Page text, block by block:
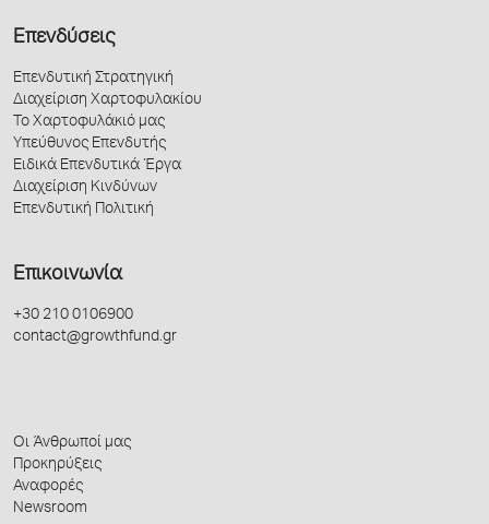
Επενδύσεις
Επενδυτική Στρατηγική
Διαχείριση Χαρτοφυλακίου
Το Χαρτοφυλάκιό μας
Υπεύθυνος Επενδυτής
Ειδικά Επενδυτικά Έργα
Διαχείριση Κινδύνων
Επενδυτική Πολιτική
Επικοινωνία
+30 210 0106900
contact@growthfund.gr
Οι Άνθρωποί μας
Προκηρύξεις
Αναφορές
Newsroom